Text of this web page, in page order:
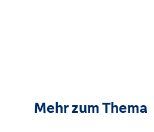
Mehr zum Thema